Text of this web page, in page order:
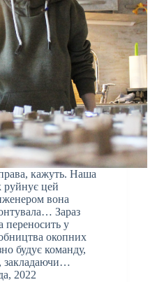
кажуть. Наша
руйнує цей
вона
Зараз
переносить у
окопних
будує команду,
закладаючи…
2022